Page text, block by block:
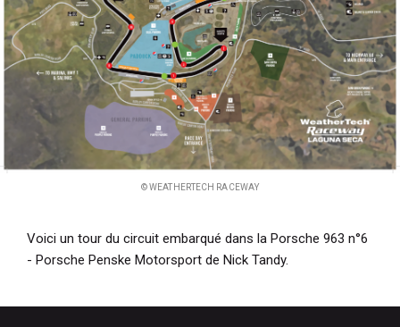
© WEATHERTECH RACEWAY
Voici un tour du circuit embarqué dans la Porsche 963 n°6
- Porsche Penske Motorsport de Nick Tandy.